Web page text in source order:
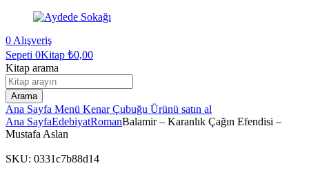
0 Alışveriş
Sepeti 0Kitap ₺0,00
Kitap arama
Arama
Ana Sayfa Menü Kenar Çubuğu Ürünü satın al
Ana SayfaEdebiyatRomanBalamir – Karanlık Çağın Efendisi –
Mustafa Aslan
SKU: 0331c7b88d14